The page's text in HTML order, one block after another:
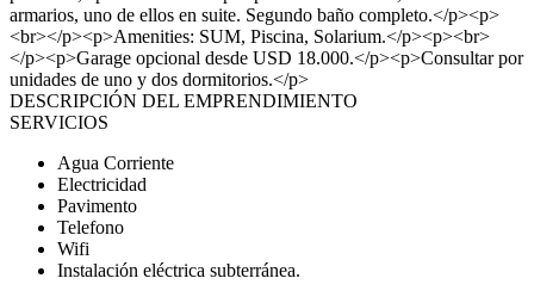
armarios, uno de ellos en suite. Segundo baño completo.</p><p>
<br></p><p>Amenities: SUM, Piscina, Solarium.</p><p><br>
</p><p>Garage opcional desde USD 18.000.</p><p>Consultar por
unidades de uno y dos dormitorios.</p>
DESCRIPCIÓN DEL EMPRENDIMIENTO
SERVICIOS
Agua Corriente
Electricidad
Pavimento
Telefono
Wifi
Instalación eléctrica subterránea.